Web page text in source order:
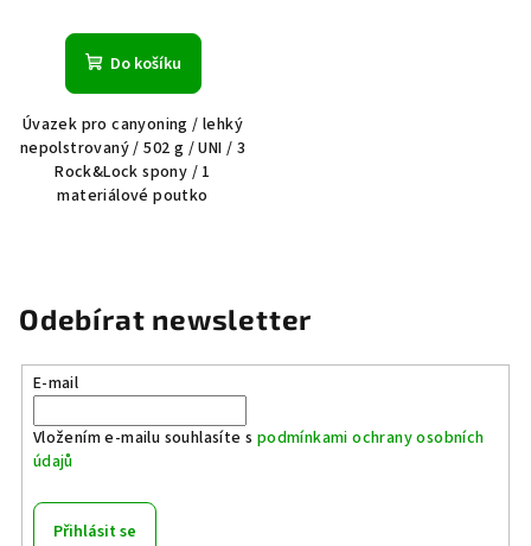
Do košíku
Úvazek pro canyoning / lehký
nepolstrovaný / 502 g / UNI / 3
Rock&Lock spony / 1
materiálové poutko
Odebírat newsletter
E-mail
Vložením e-mailu souhlasíte s podmínkami ochrany osobních
údajů
Přihlásit se